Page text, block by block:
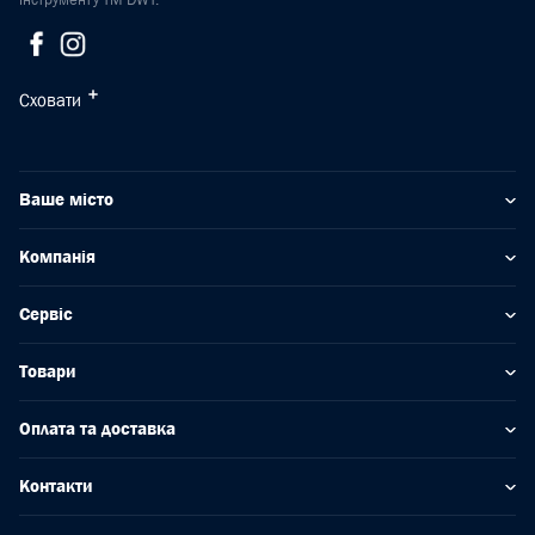
Сховати
Ваше місто
Компанія
Сервіс
Товари
Оплата та доставка
Контакти